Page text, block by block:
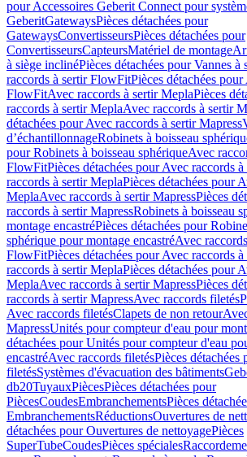
pour Accessoires Geberit Connect pour
GeberitGatewaysPièces détachées pour
GatewaysConvertisseursPièces détachées pour
ConvertisseursCapteursMatériel de montage
à siège inclinéPièces détachées pour Vannes à
raccords à sertir FlowFitPièces détachées
FlowFitAvec raccords à sertir MeplaPièces
raccords à sertir MeplaAvec raccords à sertir
détachées pour Avec raccords à sertir Mapress
d’échantillonnageRobinets à boisseau
pour Robinets à boisseau sphériqueAvec
FlowFitPièces détachées pour Avec raccords
raccords à sertir MeplaPièces détachées pour
MeplaAvec raccords à sertir MapressPièces
raccords à sertir MapressRobinets à boisseau
montage encastréPièces détachées pour
sphérique pour montage encastréAvec
FlowFitPièces détachées pour Avec raccords
raccords à sertir MeplaPièces détachées pour
MeplaAvec raccords à sertir MapressPièces
raccords à sertir MapressAvec raccords filetés
Avec raccords filetésClapets de non retour
MapressUnités pour compteur d'eau pour
détachées pour Unités pour compteur d'eau
encastréAvec raccords filetésPièces détachées
filetésSystèmes d'évacuation des bâtiments
db20TuyauxPiècesPièces détachées pour
PiècesCoudesEmbranchementsPièces
EmbranchementsRéductionsOuvertures de
détachées pour Ouvertures de nettoyagePièces
SuperTubeCoudesPièces spéciales